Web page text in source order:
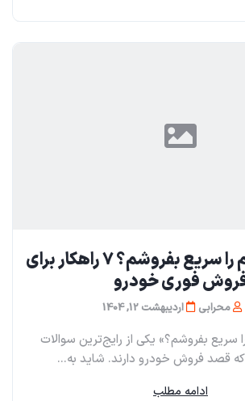
چگونه ماشینم را سریع بفروشم؟ ۷ راهکار برای
فوری خودرو
محرابی اردیبهشت 12, 1404
سریع بفروشم؟» یکی از رایج‌ترین سوالات
قصد فروش خودرو دارند. شاید به...
ادامه مطلب